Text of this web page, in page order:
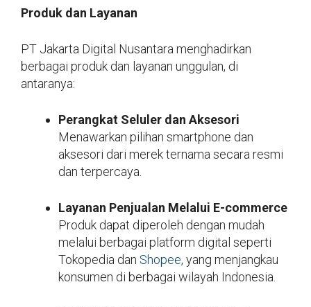
Produk dan Layanan
PT Jakarta Digital Nusantara menghadirkan
berbagai produk dan layanan unggulan, di
antaranya:
Perangkat Seluler dan Aksesori
Menawarkan pilihan smartphone dan
aksesori dari merek ternama secara resmi
dan terpercaya.
Layanan Penjualan Melalui E-commerce
Produk dapat diperoleh dengan mudah
melalui berbagai platform digital seperti
Tokopedia dan Shopee, yang menjangkau
konsumen di berbagai wilayah Indonesia.